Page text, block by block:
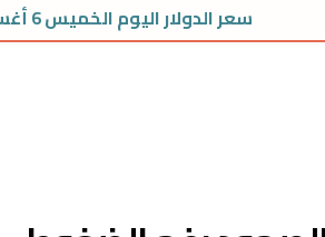
سعر الدولار اليوم الخميس 6 أغسطس 2026.. استقرار دون مستوى 50 جنيهًا